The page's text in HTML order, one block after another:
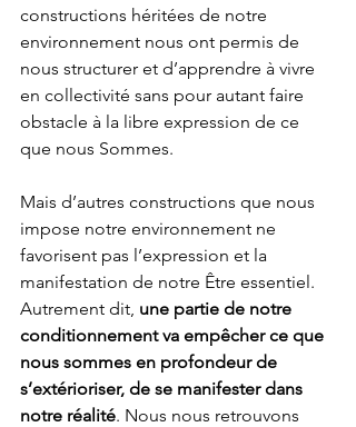
constructions héritées de notre
environnement nous ont permis de
nous structurer et d’apprendre à vivre
en collectivité sans pour autant faire
obstacle à la libre expression de ce
que nous Sommes.
Mais d’autres constructions que nous
impose notre environnement ne
favorisent pas l’expression et la
manifestation de notre Être essentiel.
Autrement dit, une partie de notre
conditionnement va empêcher ce que
nous sommes en profondeur de
s’extérioriser, de se manifester dans
notre réalité. Nous nous retrouvons